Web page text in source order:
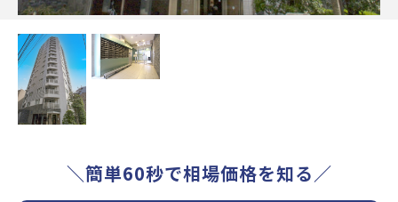
＼簡単60秒で相場価格を知る／